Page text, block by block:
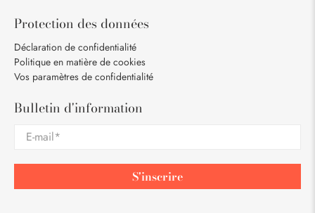
Protection des données
Déclaration de confidentialité
Politique en matière de cookies
Vos paramètres de confidentialité
Bulletin d'information
E-mail*
S'inscrire